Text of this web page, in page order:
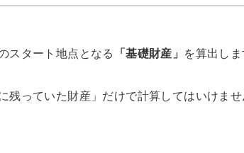
スタート地点となる 「基礎財産」 を算出しま
っていた財産」だけで計算してはいけませ